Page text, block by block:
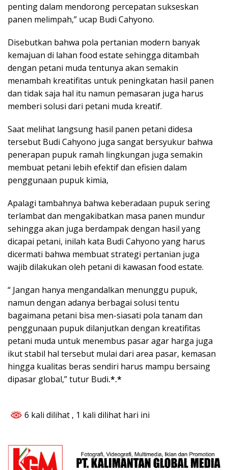
penting dalam mendorong percepatan sukseskan
panen melimpah,” ucap Budi Cahyono.
Disebutkan bahwa pola pertanian modern banyak
kemajuan di lahan food estate sehingga ditambah
dengan petani muda tentunya akan semakin
menambah kreatifitas untuk peningkatan hasil panen
dan tidak saja hal itu namun pemasaran juga harus
memberi solusi dari petani muda kreatif.
Saat melihat langsung hasil panen petani didesa
tersebut Budi Cahyono juga sangat bersyukur bahwa
penerapan pupuk ramah lingkungan juga semakin
membuat petani lebih efektif dan efisien dalam
penggunaan pupuk kimia,
Apalagi tambahnya bahwa keberadaan pupuk sering
terlambat dan mengakibatkan masa panen mundur
sehingga akan juga berdampak dengan hasil yang
dicapai petani, inilah kata Budi Cahyono yang harus
dicermati bahwa membuat strategi pertanian juga
wajib dilakukan oleh petani di kawasan food estate.
“ Jangan hanya mengandalkan menunggu pupuk,
namun dengan adanya berbagai solusi tentu
bagaimana petani bisa men-siasati pola tanam dan
penggunaan pupuk dilanjutkan dengan kreatifitas
petani muda untuk menembus pasar agar harga juga
ikut stabil hal tersebut mulai dari area pasar, kemasan
hingga kualitas beras sendiri harus mampu bersaing
dipasar global,” tutur Budi.*.*
6 kali dilihat , 1 kali dilihat hari ini